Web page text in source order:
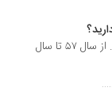
بله. به امید خدا، در حال انجام جلد بعدی آن هستم. از سال ۵۷ تا سال